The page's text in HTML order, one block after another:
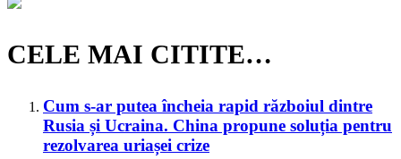
CELE MAI CITITE…
Cum s-ar putea încheia rapid războiul dintre
Rusia și Ucraina. China propune soluția pentru
rezolvarea uriașei crize